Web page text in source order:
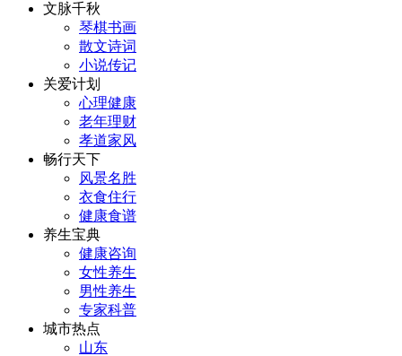
文脉千秋
琴棋书画
散文诗词
小说传记
关爱计划
心理健康
老年理财
孝道家风
畅行天下
风景名胜
衣食住行
健康食谱
养生宝典
健康咨询
女性养生
男性养生
专家科普
城市热点
山东